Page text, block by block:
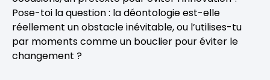
Pose-toi la question : la déontologie est-elle
réellement un obstacle inévitable, ou l’utilises-tu
par moments comme un bouclier pour éviter le
changement ?